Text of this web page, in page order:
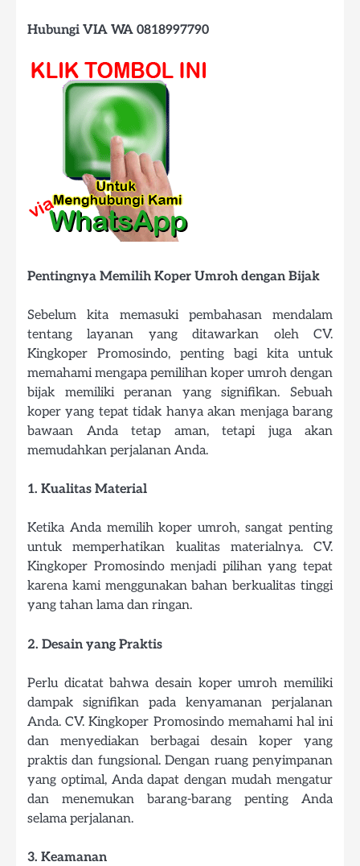
Hubungi VIA WA 0818997790
Pentingnya Memilih Koper Umroh dengan Bijak
Sebelum kita memasuki pembahasan mendalam
tentang layanan yang ditawarkan oleh CV.
Kingkoper Promosindo, penting bagi kita untuk
memahami mengapa pemilihan koper umroh dengan
bijak memiliki peranan yang signifikan. Sebuah
koper yang tepat tidak hanya akan menjaga barang
bawaan Anda tetap aman, tetapi juga akan
memudahkan perjalanan Anda.
1. Kualitas Material
Ketika Anda memilih koper umroh, sangat penting
untuk memperhatikan kualitas materialnya. CV.
Kingkoper Promosindo menjadi pilihan yang tepat
karena kami menggunakan bahan berkualitas tinggi
yang tahan lama dan ringan.
2. Desain yang Praktis
Perlu dicatat bahwa desain koper umroh memiliki
dampak signifikan pada kenyamanan perjalanan
Anda. CV. Kingkoper Promosindo memahami hal ini
dan menyediakan berbagai desain koper yang
praktis dan fungsional. Dengan ruang penyimpanan
yang optimal, Anda dapat dengan mudah mengatur
dan menemukan barang-barang penting Anda
selama perjalanan.
3. Keamanan